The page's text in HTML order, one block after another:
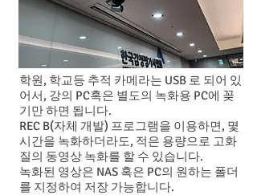
학원, 학교등 추적 카메라는 USB 로 되어 있
어서, 강의 PC혹은 별도의 녹화용 PC에 꽂
기만 하면 됩니다.
REC B(자체 개발) 프로그램을 이용하면, 몇
시간을 녹화하더라도, 적은 용량으로 고화
질의 동영상 녹화를 할 수 있습니다.
​녹화된 영상은 NAS 혹은 PC의 원하는 폴더
를 지정하여 저장 가능합니다.